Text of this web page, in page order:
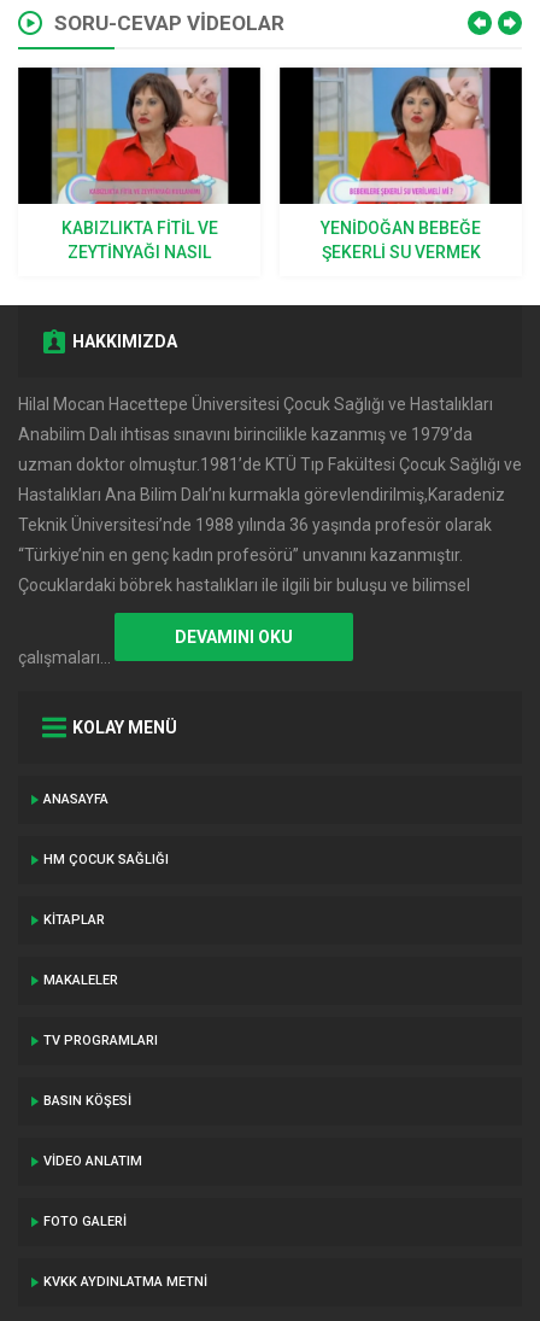
SORU-CEVAP VİDEOLAR
YENIDOĞAN BEBEĞE
ŞEKERLI SU VERMEK
BEBEKLERDE HANGI
KUSMALAR NORMAL KABUL
HAKKIMIZDA
Hilal Mocan Hacettepe Üniversitesi Çocuk Sağlığı ve Hastalıkları
Anabilim Dalı ihtisas sınavını birincilikle kazanmış ve 1979’da
uzman doktor olmuştur.1981’de KTÜ Tıp Fakültesi Çocuk Sağlığı ve
Hastalıkları Ana Bilim Dalı’nı kurmakla görevlendirilmiş,Karadeniz
Teknik Üniversitesi’nde 1988 yılında 36 yaşında profesör olarak
‘‘Türkiye’nin en genç kadın profesörü’’ unvanını kazanmıştır.
Çocuklardaki böbrek hastalıkları ile ilgili bir buluşu ve bilimsel
çalışmaları…
DEVAMINI OKU
KOLAY MENÜ
ANASAYFA
HM ÇOCUK SAĞLIĞI
KITAPLAR
MAKALELER
TV PROGRAMLARI
BASIN KÖŞESI
VIDEO ANLATIM
FOTO GALERI
KVKK AYDINLATMA METNI